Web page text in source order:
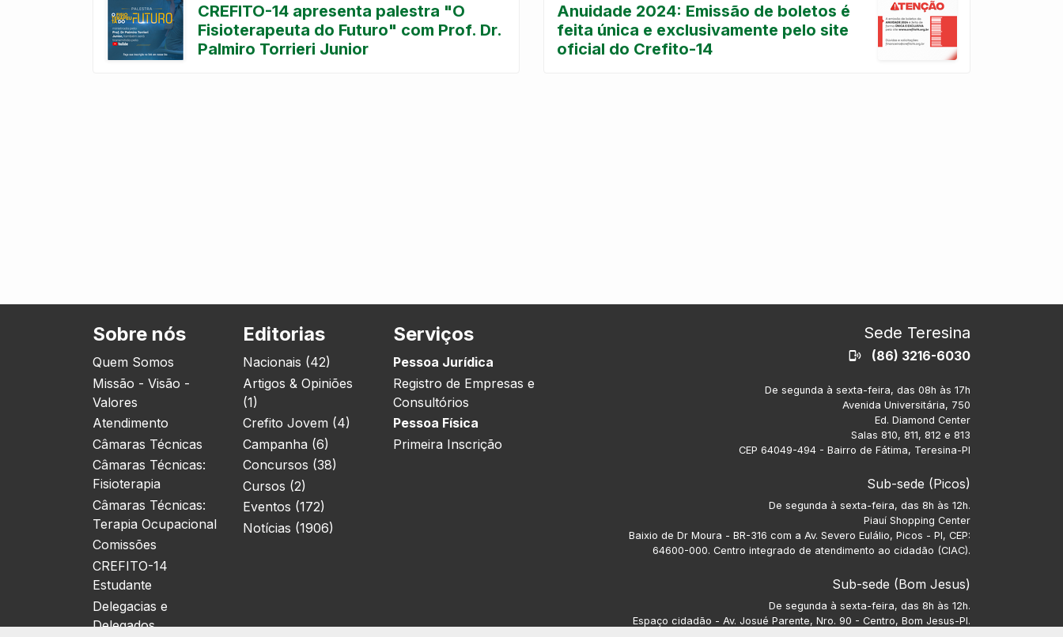
CREFITO-14 apresenta palestra "O
Fisioterapeuta do Futuro" com Prof. Dr.
Palmiro Torrieri Junior
Anuidade 2024: Emissão de boletos é
feita única e exclusivamente pelo site
oficial do Crefito-14
Sobre nós
Quem Somos
Missão - Visão -
Valores
Atendimento
Câmaras Técnicas
Câmaras Técnicas:
Fisioterapia
Câmaras Técnicas:
Terapia Ocupacional
Comissões
CREFITO-14
Estudante
Delegacias e
Delegados
Editorias
Nacionais (42)
Artigos & Opiniões
(1)
Crefito Jovem (4)
Campanha (6)
Concursos (38)
Cursos (2)
Eventos (172)
Notícias (1906)
Serviços
Pessoa Jurídica
Registro de Empresas e
Consultórios
Pessoa Física
Primeira Inscrição
Sede Teresina
(86) 3216-6030
De segunda à sexta-feira, das 08h às 17h
Avenida Universitária, 750
Ed. Diamond Center
Salas 810, 811, 812 e 813
CEP 64049-494 - Bairro de Fátima, Teresina-PI
Sub-sede (Picos)
De segunda à sexta-feira, das 8h às 12h.
Piauí Shopping Center
Baixio de Dr Moura - BR-316 com a Av. Severo Eulálio, Picos - PI, CEP:
64600-000. Centro integrado de atendimento ao cidadão (CIAC).
Sub-sede (Bom Jesus)
De segunda à sexta-feira, das 8h às 12h.
Espaço cidadão - Av. Josué Parente, Nro. 90 - Centro, Bom Jesus-PI.